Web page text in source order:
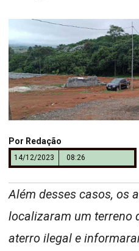
Por Redação
14/12/2023 08:26
Além desses casos, os
localizaram um terreno
aterro ilegal e